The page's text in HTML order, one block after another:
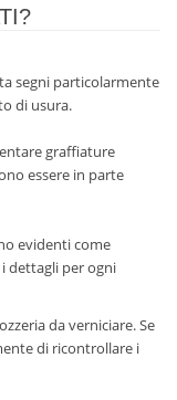
segni particolarmente
di usura.
graffiature
essere in parte
evidenti come
dettagli per ogni
da verniciare. Se
di ricontrollare i